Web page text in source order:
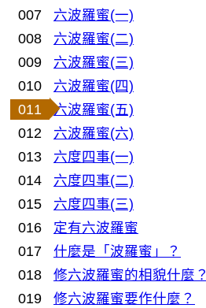
007
六波羅蜜(一)
008
六波羅蜜(二)
009
六波羅蜜(三)
010
六波羅蜜(四)
011
六波羅蜜(五)
012
六波羅蜜(六)
013
六度四事(一)
014
六度四事(二)
015
六度四事(三)
016
定有六波羅蜜
017
什麼是「波羅蜜」？
018
修六波羅蜜的相貌什麼？
019
修六波羅蜜要作什麼？